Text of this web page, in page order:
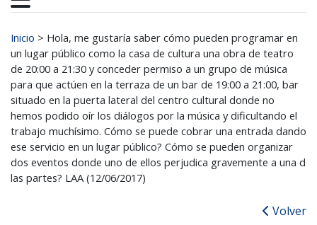
Buscar:
Inicio > Hola, me gustaría saber cómo pueden programar en
un lugar público como la casa de cultura una obra de teatro
de 20:00 a 21:30 y conceder permiso a un grupo de música
para que actúen en la terraza de un bar de 19:00 a 21:00, bar
situado en la puerta lateral del centro cultural donde no
hemos podido oír los diálogos por la música y dificultando el
trabajo muchísimo. Cómo se puede cobrar una entrada dando
ese servicio en un lugar público? Cómo se pueden organizar
dos eventos donde uno de ellos perjudica gravemente a una d
las partes? LAA (12/06/2017)
Volver